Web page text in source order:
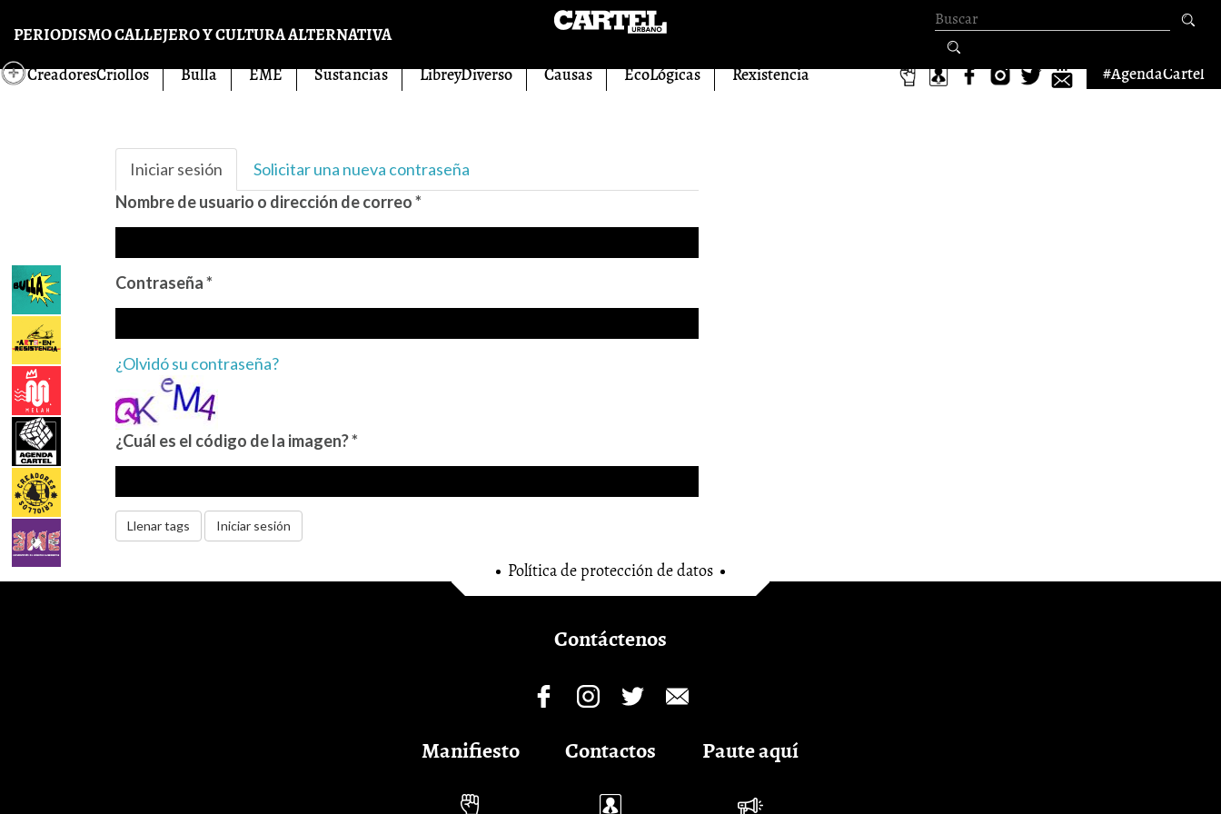
PERIODISMO CALLEJERO Y CULTURA ALTERNATIVA
Formulario de
búsqueda
CreadoresCriollos Bulla EME Sustancias LibreyDiverso Causas EcoLógicas Rexistencia #AgendaCartel
Solapas principales
Iniciar sesión (solapa
activa)
Solicitar una nueva contraseña
Nombre de usuario o dirección de correo*
Contraseña*
¿Olvidó su contraseña?
¿Cuál es el código de la imagen?*
Llenar tags Iniciar sesión
Política de protección de datos
Contáctenos
Manifiesto Contactos Paute aquí